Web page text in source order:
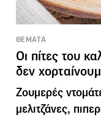
ΘΕΜΑΤΑ
Οι πίτες του
δεν
Ζουμερές
μελιτζάνες,